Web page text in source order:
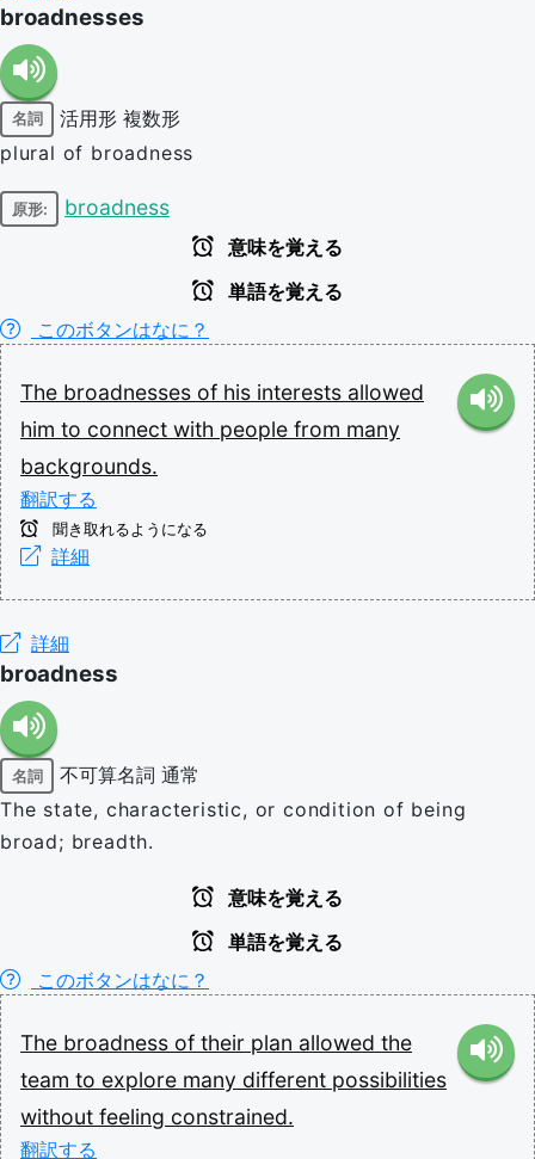
broadnesses
名詞 活用形 複数形
plural of broadness
原形: broadness
意味を覚える
単語を覚える
このボタンはなに？
The broadnesses of his interests allowed
him to connect with people from many
backgrounds.
翻訳する
聞き取れるようになる
詳細
詳細
broadness
名詞 不可算名詞 通常
The state, characteristic, or condition of being
broad; breadth.
意味を覚える
単語を覚える
このボタンはなに？
The broadness of their plan allowed the
team to explore many different possibilities
without feeling constrained.
翻訳する